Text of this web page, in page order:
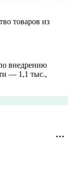
товаров из
внедрению
— 1,1 тыс.,